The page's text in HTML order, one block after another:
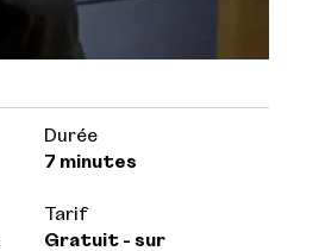
Durée
7 minutes
Tarif
Gratuit - sur